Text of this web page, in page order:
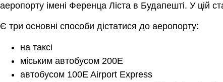
аеропорту імені Ференца Ліста в Будапешті. У цій
Є три основні способи дістатися до аеропорту:
на таксі
міським автобусом 200E
автобусом 100E Airport Express